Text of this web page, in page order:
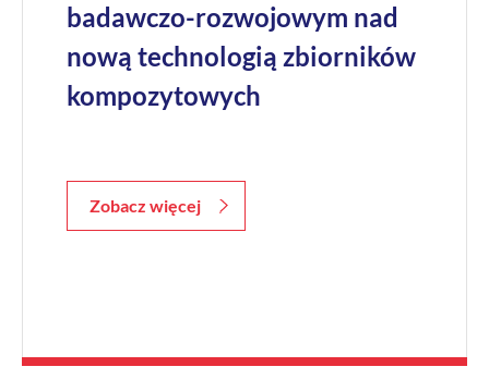
badawczo-rozwojowym nad
nową technologią zbiorników
kompozytowych
Zobacz więcej